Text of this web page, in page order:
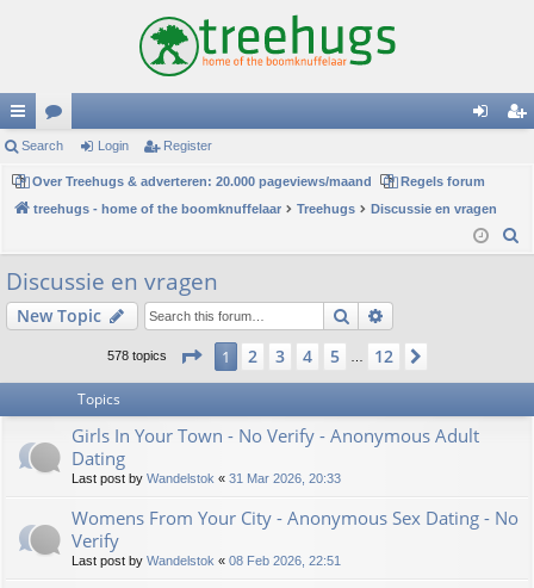
ui
ck
lin
ks
or
u
m
s
in
Search Login Register
Over Treehugs & adverteren: 20.000 pageviews/maand
Regels forum
treehugs - home of the boomknuffelaar
Treehugs
Discussie en vragen
Discussie en vragen
New Topic Search
578 topics Page 1of12
1 2 3 4 5 12
Topics
Girls In Your Town - No Verify - Anonymous Adult
Dating
Last post by Wandelstok « 31 Mar 2026, 20:33
Womens From Your City - Anonymous Sex Dating - No
Verify
Last post by Wandelstok « 08 Feb 2026, 22:51